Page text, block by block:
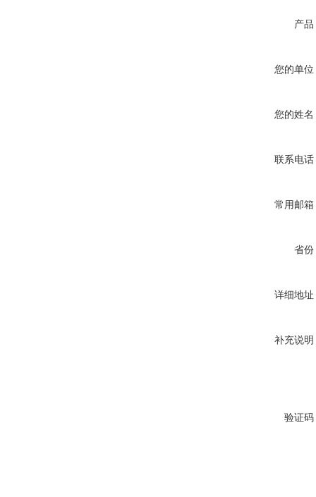
产品
您的单位
您的姓名
联系电话
常用邮箱
省份
详细地址
补充说明
验证码